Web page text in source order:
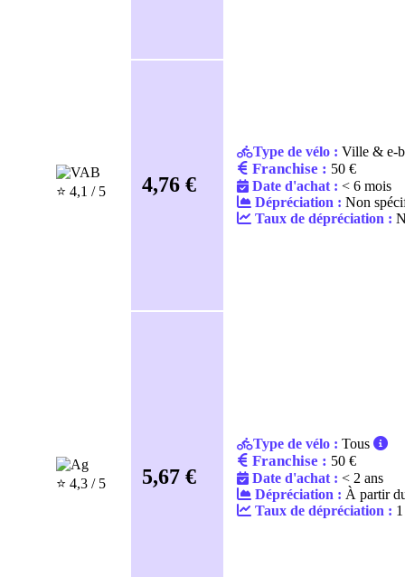
⭐️ 4,1 / 5 4,76 €
Type de vélo : Ville & e-
Franchise : 50 €
Date d'achat : < 6 mois
Dépréciation : Non
Taux de dépréciation :
⭐️ 4,3 / 5 5,67 €
Type de vélo : Tous
Franchise : 50 €
Date d'achat : < 2 ans
Dépréciation : À partir
Taux de dépréciation :